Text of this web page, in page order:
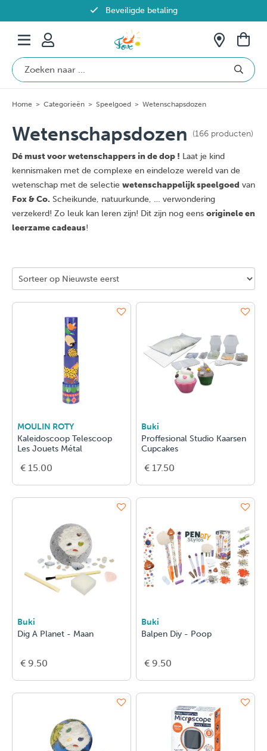
Beveiligde betaling
Gratis verzending vanaf €69 in België
Home > Categorieën > Speelgoed > Wetenschapsdozen
Wetenschapsdozen (166 producten)
Dé must voor wetenschappers in de dop ! Laat je kind
kennismaken met de complexe en eindeloze wereld van de
wetenschap met de selectie wetenschappelijk speelgoed van
Fox & Co. Scheikunde, natuurkunde, … verwondering
verzekerd! Zo leuk kan leren zijn! Dit zijn nog eens originele en
leerzame cadeaus!
MOULIN ROTY
Kaleidoscoop Telescoop
Les Jouets Métal
€ 15.00
Buki
Proffesional Studio Kaarsen
Cupcakes
€ 17.50
Buki
Dig A Planet - Maan
€ 9.50
Buki
Balpen Diy - Poop
€ 9.50